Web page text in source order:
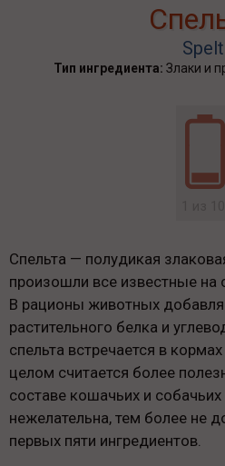
Spelt
Тип ингредиента: Злаки и
Спельта — полудикая
произошли все известные на
В рационы животных
растительного белка и
спельта встречается в
целом считается более
составе кошачьих и
нежелательна, тем более не
первых пяти ингредиентов.